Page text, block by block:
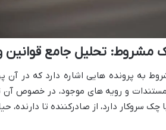
مشروط: تحلیل جامع قوانین
به پرونده هایی اشاره دارد که در
و رویه های موجود، در خصوص آن
چک سروکار دارد، از صادرکننده تا دارنده،